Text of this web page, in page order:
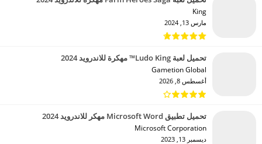
King‏
مارس 13, 2024
تحميل لعبة Ludo King™ مهكرة للاندرويد 2024
Gametion Global‏
أغسطس 8, 2026
تحميل تطبيق Microsoft Word مهكر للاندرويد 2024
Microsoft Corporation‏
ديسمبر 13, 2023